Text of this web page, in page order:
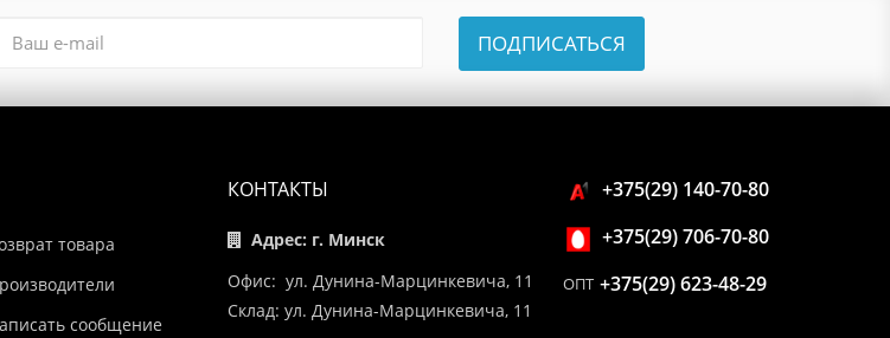
ПОДПИСАТЬСЯ
товара
сообщение
КОНТАКТЫ
Адрес: г. Минск
Офис: ул. Дунина-Марцинкевича, 11
Склад: ул. Дунина-Марцинкевича, 11
+375(29) 140-70-80
+375(29) 706-70-80
ОПТ +375(29) 623-48-29